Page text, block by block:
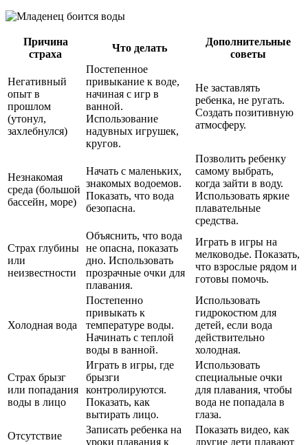
Причина
страха
Что делать
Дополнительные
советы
Негативный
опыт в
прошлом
(утонул,
захлебнулся)
Постепенное
привыкание к воде,
начиная с игр в
ванной.
Использование
надувных игрушек,
кругов.
Не заставлять
ребенка, не ругать.
Создать позитивную
атмосферу.
Незнакомая
среда (большой
бассейн, море)
Начать с маленьких,
знакомых водоемов.
Показать, что вода
безопасна.
Позволить ребенку
самому выбрать,
когда зайти в воду.
Использовать яркие
плавательные
средства.
Страх глубины
или
неизвестности
Объяснить, что вода
не опасна, показать
дно. Использовать
прозрачные очки для
плавания.
Играть в игры на
мелководье. Показать,
что взрослые рядом и
готовы помочь.
Холодная вода
Постепенно
привыкать к
температуре воды.
Начинать с теплой
воды в ванной.
Использовать
гидрокостюм для
детей, если вода
действительно
холодная.
Страх брызг
или попадания
воды в лицо
Играть в игры, где
брызги
контролируются.
Показать, как
вытирать лицо.
Использовать
специальные очки
для плавания, чтобы
вода не попадала в
глаза.
Отсутствие
Записать ребенка на
уроки плавания к
Показать видео, как
другие дети плавают